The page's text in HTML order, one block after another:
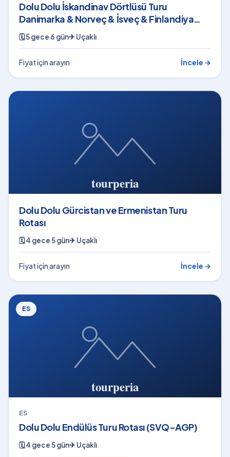
Dolu Dolu İskandinav Dörtlüsü Turu
Danimarka & Norveç & İsveç & Finlandiya
Rotası
🗓5 gece 6 gün✈Uçaklı
Fiyat için arayın İncele →
Dolu Dolu Gürcistan ve Ermenistan Turu
Rotası
🗓4 gece 5 gün✈Uçaklı
Fiyat için arayın İncele →
ES
ES
Dolu Dolu Endülüs Turu Rotası (SVQ-AGP)
🗓4 gece 5 gün✈Uçaklı